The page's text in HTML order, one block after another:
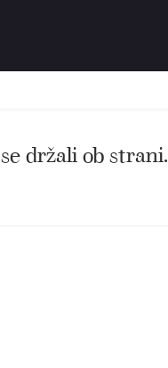
držali ob strani.